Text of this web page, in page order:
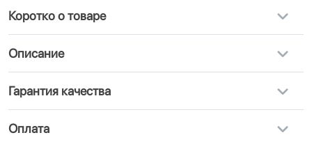
Коротко о товаре
Описание
Гарантия качества
Оплата